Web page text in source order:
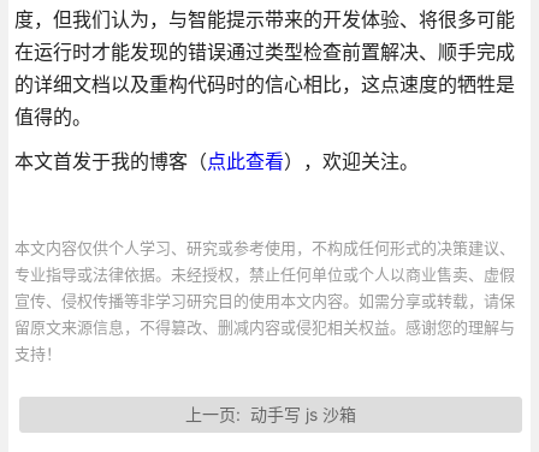
度，但我们认为，与智能提示带来的开发体验、将很多可能
在运行时才能发现的错误通过类型检查前置解决、顺手完成
的详细文档以及重构代码时的信心相比，这点速度的牺牲是
值得的。
本文首发于我的博客（点此查看），欢迎关注。
本文内容仅供个人学习、研究或参考使用，不构成任何形式的决策建议、
专业指导或法律依据。未经授权，禁止任何单位或个人以商业售卖、虚假
宣传、侵权传播等非学习研究目的使用本文内容。如需分享或转载，请保
留原文来源信息，不得篡改、删减内容或侵犯相关权益。感谢您的理解与
支持！
上一页: 动手写 js 沙箱